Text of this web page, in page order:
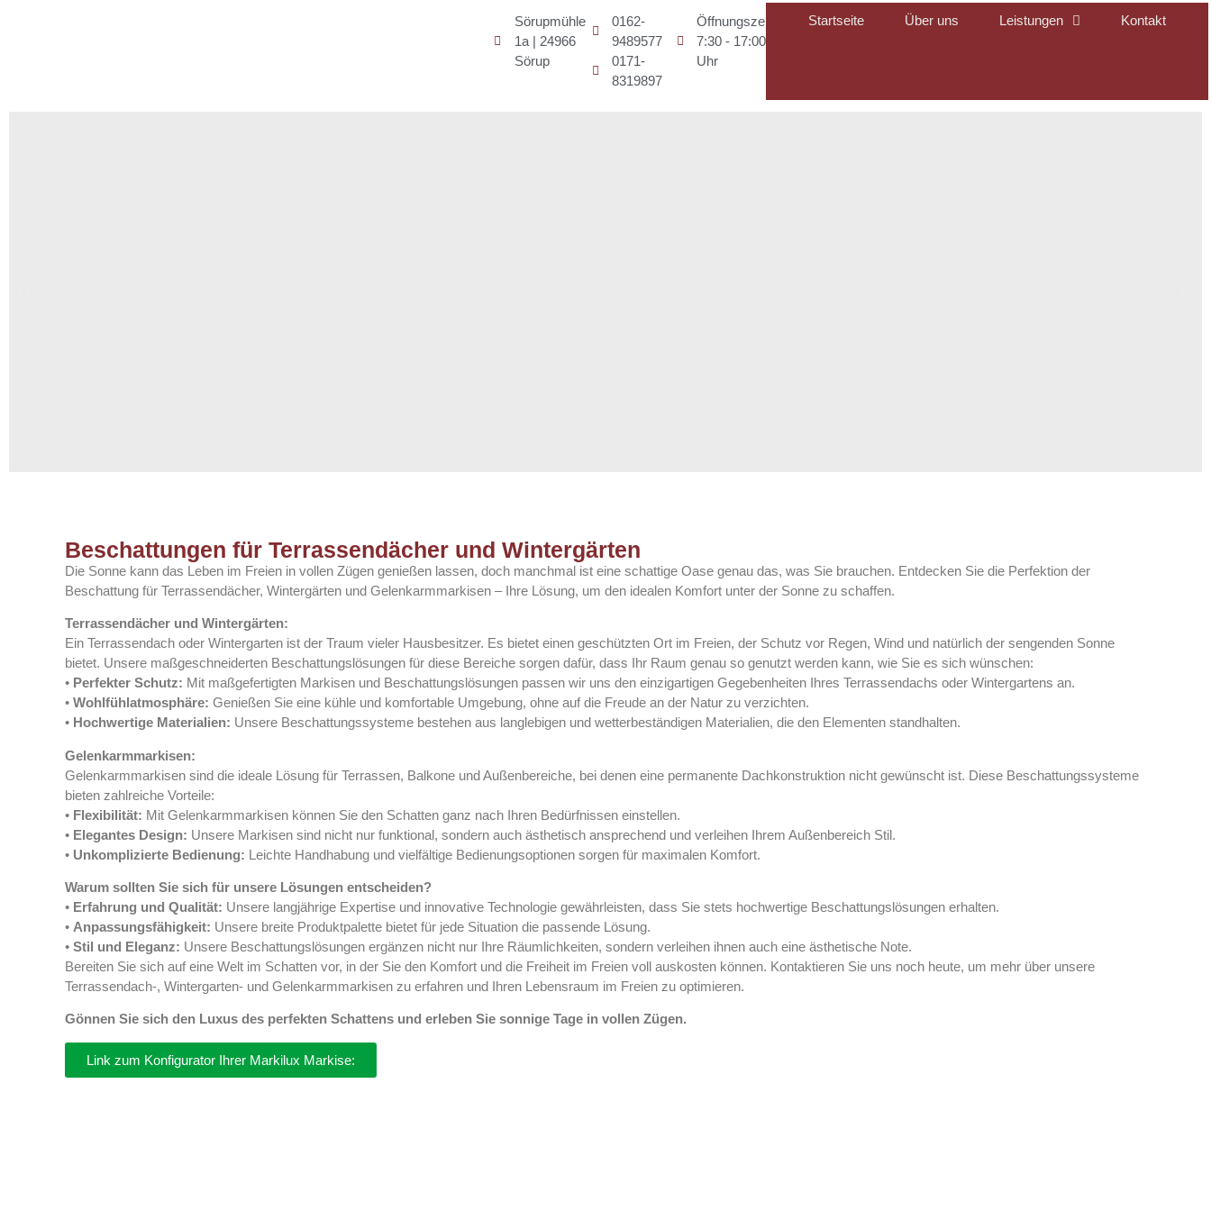
Sörupmühle
1a | 24966
Sörup
0162-
9489577
0171-
8319897
Öffnungszeiten
7:30 - 17:00
Uhr
Startseite Über uns Leistungen Kontakt
Sonnenschutz
Beschattungen für Terrassendächer und Wintergärten
Die Sonne kann das Leben im Freien in vollen Zügen genießen lassen, doch manchmal ist eine schattige Oase genau das, was Sie brauchen. Entdecken Sie die Perfektion der
Beschattung für Terrassendächer, Wintergärten und Gelenkarmmarkisen – Ihre Lösung, um den idealen Komfort unter der Sonne zu schaffen.
Terrassendächer und Wintergärten:
Ein Terrassendach oder Wintergarten ist der Traum vieler Hausbesitzer. Es bietet einen geschützten Ort im Freien, der Schutz vor Regen, Wind und natürlich der sengenden Sonne
bietet. Unsere maßgeschneiderten Beschattungslösungen für diese Bereiche sorgen dafür, dass Ihr Raum genau so genutzt werden kann, wie Sie es sich wünschen:
• Perfekter Schutz: Mit maßgefertigten Markisen und Beschattungslösungen passen wir uns den einzigartigen Gegebenheiten Ihres Terrassendachs oder Wintergartens an.
• Wohlfühlatmosphäre: Genießen Sie eine kühle und komfortable Umgebung, ohne auf die Freude an der Natur zu verzichten.
• Hochwertige Materialien: Unsere Beschattungssysteme bestehen aus langlebigen und wetterbeständigen Materialien, die den Elementen standhalten.
Gelenkarmmarkisen:
Gelenkarmmarkisen sind die ideale Lösung für Terrassen, Balkone und Außenbereiche, bei denen eine permanente Dachkonstruktion nicht gewünscht ist. Diese Beschattungssysteme
bieten zahlreiche Vorteile:
• Flexibilität: Mit Gelenkarmmarkisen können Sie den Schatten ganz nach Ihren Bedürfnissen einstellen.
• Elegantes Design: Unsere Markisen sind nicht nur funktional, sondern auch ästhetisch ansprechend und verleihen Ihrem Außenbereich Stil.
• Unkomplizierte Bedienung: Leichte Handhabung und vielfältige Bedienungsoptionen sorgen für maximalen Komfort.
Warum sollten Sie sich für unsere Lösungen entscheiden?
• Erfahrung und Qualität: Unsere langjährige Expertise und innovative Technologie gewährleisten, dass Sie stets hochwertige Beschattungslösungen erhalten.
• Anpassungsfähigkeit: Unsere breite Produktpalette bietet für jede Situation die passende Lösung.
• Stil und Eleganz: Unsere Beschattungslösungen ergänzen nicht nur Ihre Räumlichkeiten, sondern verleihen ihnen auch eine ästhetische Note.
Bereiten Sie sich auf eine Welt im Schatten vor, in der Sie den Komfort und die Freiheit im Freien voll auskosten können. Kontaktieren Sie uns noch heute, um mehr über unsere
Terrassendach-, Wintergarten- und Gelenkarmmarkisen zu erfahren und Ihren Lebensraum im Freien zu optimieren.
Gönnen Sie sich den Luxus des perfekten Schattens und erleben Sie sonnige Tage in vollen Zügen.
Link zum Konfigurator Ihrer Markilux Markise: